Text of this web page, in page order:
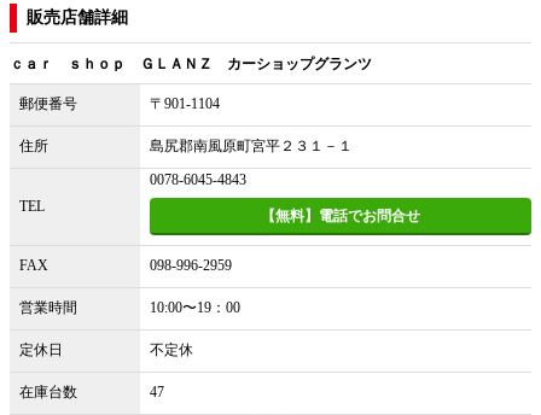
販売店舗詳細
ｃａｒ ｓｈｏｐ ＧＬＡＮＺ カーショップグランツ
郵便番号 〒901-1104
住所 島尻郡南風原町宮平２３１－１
TEL
0078-6045-4843
【無料】電話でお問合せ
FAX 098-996-2959
営業時間 10:00〜19：00
定休日 不定休
在庫台数 47